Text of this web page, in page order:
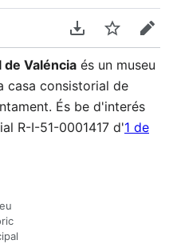
Descarregar en
Vigilar
Valéncia és un museu
casa consistorial de
És be d'interés
R-I-51-0001417 d'1 de